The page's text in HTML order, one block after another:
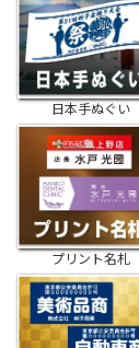
日本手ぬぐい
プリント名札